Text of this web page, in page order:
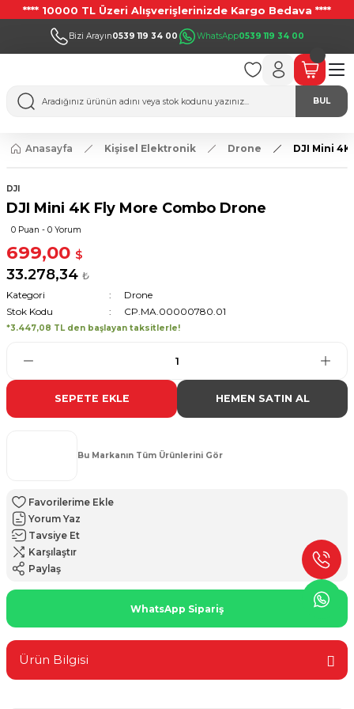
**** 10000 TL Üzeri Alışverişlerinizde Kargo Bedava ****
Bizi Arayın0539 119 34 00 WhatsApp0539 119 34 00
BUL
Anasayfa Kişisel Elektronik Drone DJI Mini
DJI
DJI Mini 4K Fly More Combo Drone
0 Puan - 0 Yorum
699,00 $
33.278,34 ₺
Kategori
Drone
Stok Kodu
CP.MA.00000780.01
*3.447,08 TL den başlayan taksitlerle!
SEPETE EKLE HEMEN SATIN AL
Bu Markanın Tüm Ürünlerini Gör
Yorum Yaz
Tavsiye Et
Karşılaştır
Paylaş
WhatsApp Sipariş
Ürün Bilgisi